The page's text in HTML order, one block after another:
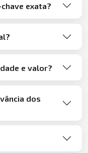
exata?
e valor?
dos